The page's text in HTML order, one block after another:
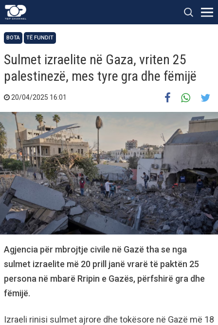
BOTA TË FUNDIT
Sulmet izraelite në Gaza, vriten 25
palestinezë, mes tyre gra dhe fëmijë
20/04/2025 16:01
Agjencia për mbrojtje civile në Gazë tha se nga
sulmet izraelite më 20 prill janë vrarë të paktën 25
persona në mbarë Rripin e Gazës, përfshirë gra dhe
fëmijë.
Izraeli rinisi sulmet ajrore dhe tokësore në Gazë më 18